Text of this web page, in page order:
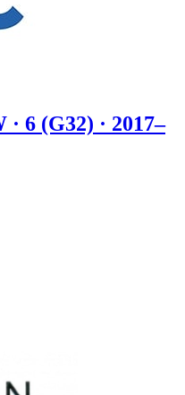
6 (G32) · 2017–